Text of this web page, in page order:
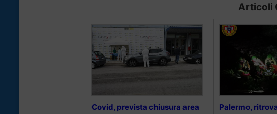
Articoli
Covid, prevista chiusura area
Palermo,